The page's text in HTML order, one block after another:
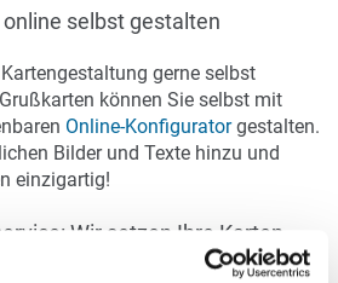
selbst gestalten
gerne selbst
können Sie selbst mit
Online-Konfiguratorgestalten.
Bilder und Texte hinzu und
einzigartig!
Wir setzen Ihre Karten-